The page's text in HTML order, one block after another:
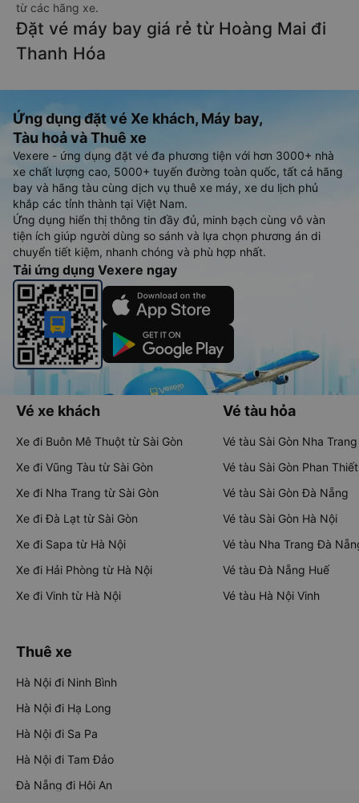
từ các hãng xe.
Đặt vé máy bay giá rẻ từ Hoàng Mai đi
Thanh Hóa
Ứng dụng đặt vé Xe khách, Máy bay,
Tàu hoả và Thuê xe
Vexere - ứng dụng đặt vé đa phương tiện với hơn 3000+ nhà
xe chất lượng cao, 5000+ tuyến đường toàn quốc, tất cả hãng
bay và hãng tàu cùng dịch vụ thuê xe máy, xe du lịch phủ
khắp các tỉnh thành tại Việt Nam.
Ứng dụng hiển thị thông tin đầy đủ, minh bạch cùng vô vàn
tiện ích giúp người dùng so sánh và lựa chọn phương án di
chuyển tiết kiệm, nhanh chóng và phù hợp nhất.
Tải ứng dụng Vexere ngay
Vé xe khách
Xe đi Buôn Mê Thuột từ Sài Gòn
Xe đi Vũng Tàu từ Sài Gòn
Xe đi Nha Trang từ Sài Gòn
Xe đi Đà Lạt từ Sài Gòn
Xe đi Sapa từ Hà Nội
Xe đi Hải Phòng từ Hà Nội
Xe đi Vinh từ Hà Nội
Vé tàu hỏa
Vé tàu Sài Gòn Nha Trang
Vé tàu Sài Gòn Phan Thiết
Vé tàu Sài Gòn Đà Nẵng
Vé tàu Sài Gòn Hà Nội
Vé tàu Nha Trang Đà
Vé tàu Đà Nẵng Huế
Vé tàu Hà Nội Vinh
Thuê xe
Hà Nội đi Ninh Bình
Hà Nội đi Hạ Long
Hà Nội đi Sa Pa
Hà Nội đi Tam Đảo
Đà Nẵng đi Hội An